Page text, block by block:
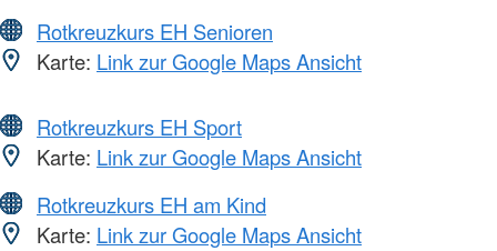
Rotkreuzkurs EH Senioren
Karte: Link zur Google Maps Ansicht
Rotkreuzkurs EH Sport
Karte: Link zur Google Maps Ansicht
Rotkreuzkurs EH am Kind
Karte: Link zur Google Maps Ansicht